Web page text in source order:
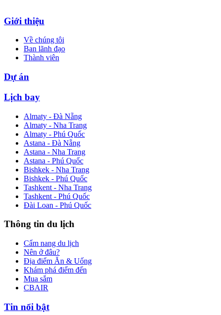
Giới thiệu
Về chúng tôi
Ban lãnh đạo
Thành viên
Dự án
Lịch bay
Almaty - Đà Nẵng
Almaty - Nha Trang
Almaty - Phú Quốc
Astana - Đà Nẵng
Astana - Nha Trang
Astana - Phú Quốc
Bishkek - Nha Trang
Bishkek - Phú Quốc
Tashkent - Nha Trang
Tashkent - Phú Quốc
Đài Loan - Phú Quốc
Thông tin du lịch
Cẩm nang du lịch
Nên ở đâu?
Địa điểm Ăn & Uống
Khám phá điểm đến
Mua sắm
CBAIR
Tin nổi bật